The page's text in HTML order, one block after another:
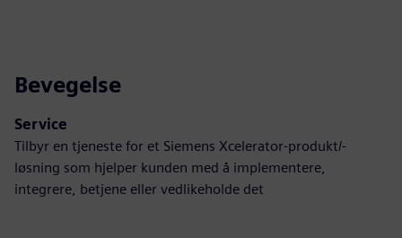
Bevegelse
Service
Tilbyr en tjeneste for et Siemens Xcelerator-produkt/-
løsning som hjelper kunden med å implementere,
integrere, betjene eller vedlikeholde det